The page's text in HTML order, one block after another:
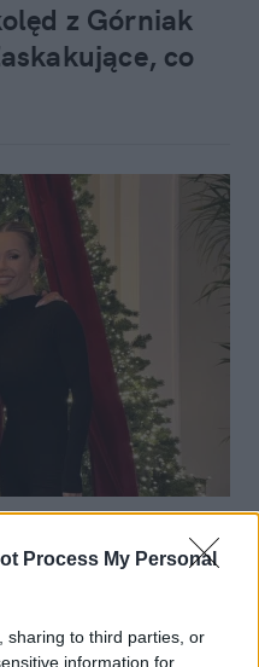
Process My Personal
sharing to third parties, or
information for
z Górniak
co
całą noc".
spotkania z